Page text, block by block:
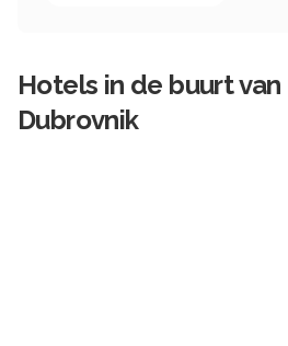
Hotels in de buurt van
Dubrovnik